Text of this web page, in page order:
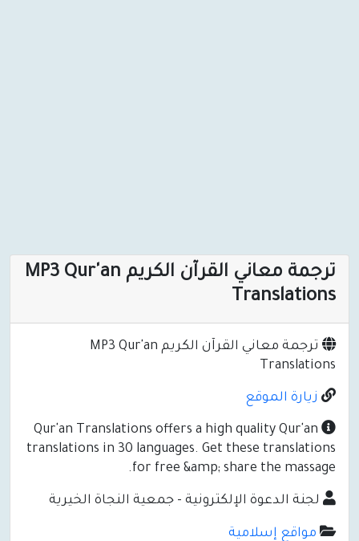
ترجمة معاني القرآن الكريم MP3 Qur'an
ترجمة معاني القرآن الكريم MP3 Qur'an
الموقع
Qur'an Translations offers a high quality
translations in 30 languages. Get these
for free &amp; share the
الدعوة الإلكترونية - جمعية النجاة الخيرية
إسلامية